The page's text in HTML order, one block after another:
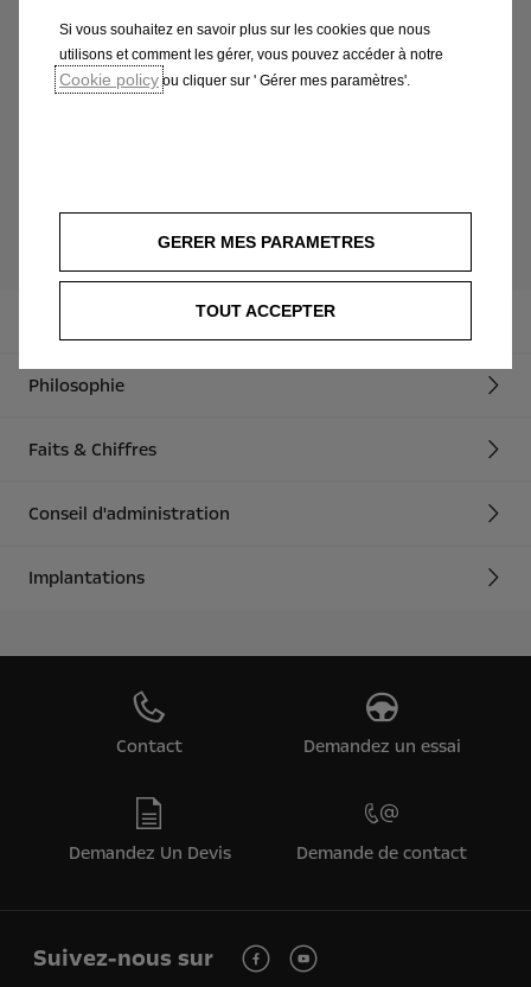
En savoir plus sur la Corsa-e
Philosophie
Faits & Chiffres
Conseil d'administration
Implantations
Contact Demandez un essai
Demandez Un Devis Demande de contact
Suivez-nous sur
Si vous souhaitez en savoir plus sur les cookies que nous
utilisons et comment les gérer, vous pouvez accéder à notre
Cookie policy ou cliquer sur ' Gérer mes paramètres'.
GERER MES PARAMETRES
TOUT ACCEPTER